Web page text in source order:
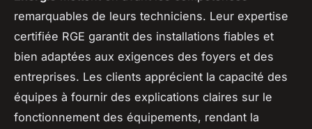
remarquables de leurs techniciens. Leur expertise
certifiée RGE garantit des installations fiables et
bien adaptées aux exigences des foyers et des
entreprises. Les clients apprécient la capacité des
équipes à fournir des explications claires sur le
fonctionnement des équipements, rendant la